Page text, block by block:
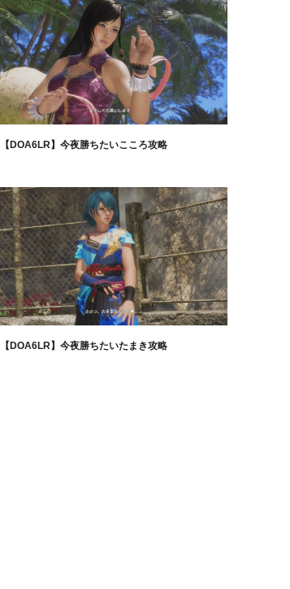
【DOA6LR】今夜勝ちたいこころ攻略
【DOA6LR】今夜勝ちたいたまき攻略